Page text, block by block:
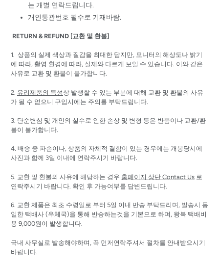
는 개별 연락드립니다.
개인통관번호 필수로 기재바람.
RETURN & REFUND [교환 및 환불]
1. 상품의 실제 색상과 질감을 최대한 담지만, 모니터의 해상도나 밝기
에 따라, 촬영 환경에 따라, 실제와 다르게 보일 수 있습니다. 이와 같은
사유로 교환 및 환불이 불가합니다.
2. 유리제품의 특성상 발생할 수 있는 부분에 대해 교환 및 환불의 사유
가 될 수 없으니 구입시에는 주의를 부탁드립니다.
3. 단순변심 및 개인의 실수로 인한 손상 및 변형 등은 반품이나 교환/환
불이 불가합니다.
4. 배송 중 파손이나, 상품의 자체적 결함이 있는 경우에는 개봉당시에
사진과 함께 3일 이내에 연락주시기 바랍니다.
5. 교환 및 환불의 사유에 해당하는 경우 홈페이지 상단 Contact Us 로
연락주시기 바랍니다. 확인 후 가능여부를 답변드립니다.
6. 교환 제품은 최초 수령일로 부터 5일 이내 반송 부탁드리며, 발송시 동
일한 택배사 (우체국)을 통해 반송하는것을 기본으로 하며, 왕복 택배비
용 9,000원이 발생합니다.
국내 사무실로 발송해야하며, 꼭 먼저연락주셔서 절차를 안내받으시기
바랍니다.